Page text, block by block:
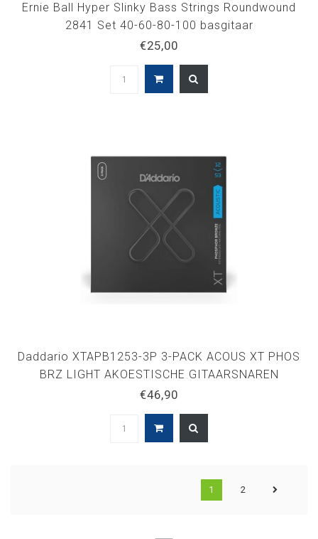
Ernie Ball Hyper Slinky Bass Strings Roundwound
2841 Set 40-60-80-100 basgitaar
€25,00
Daddario XTAPB1253-3P 3-PACK ACOUS XT PHOS
BRZ LIGHT AKOESTISCHE GITAARSNAREN
€46,90
1 2